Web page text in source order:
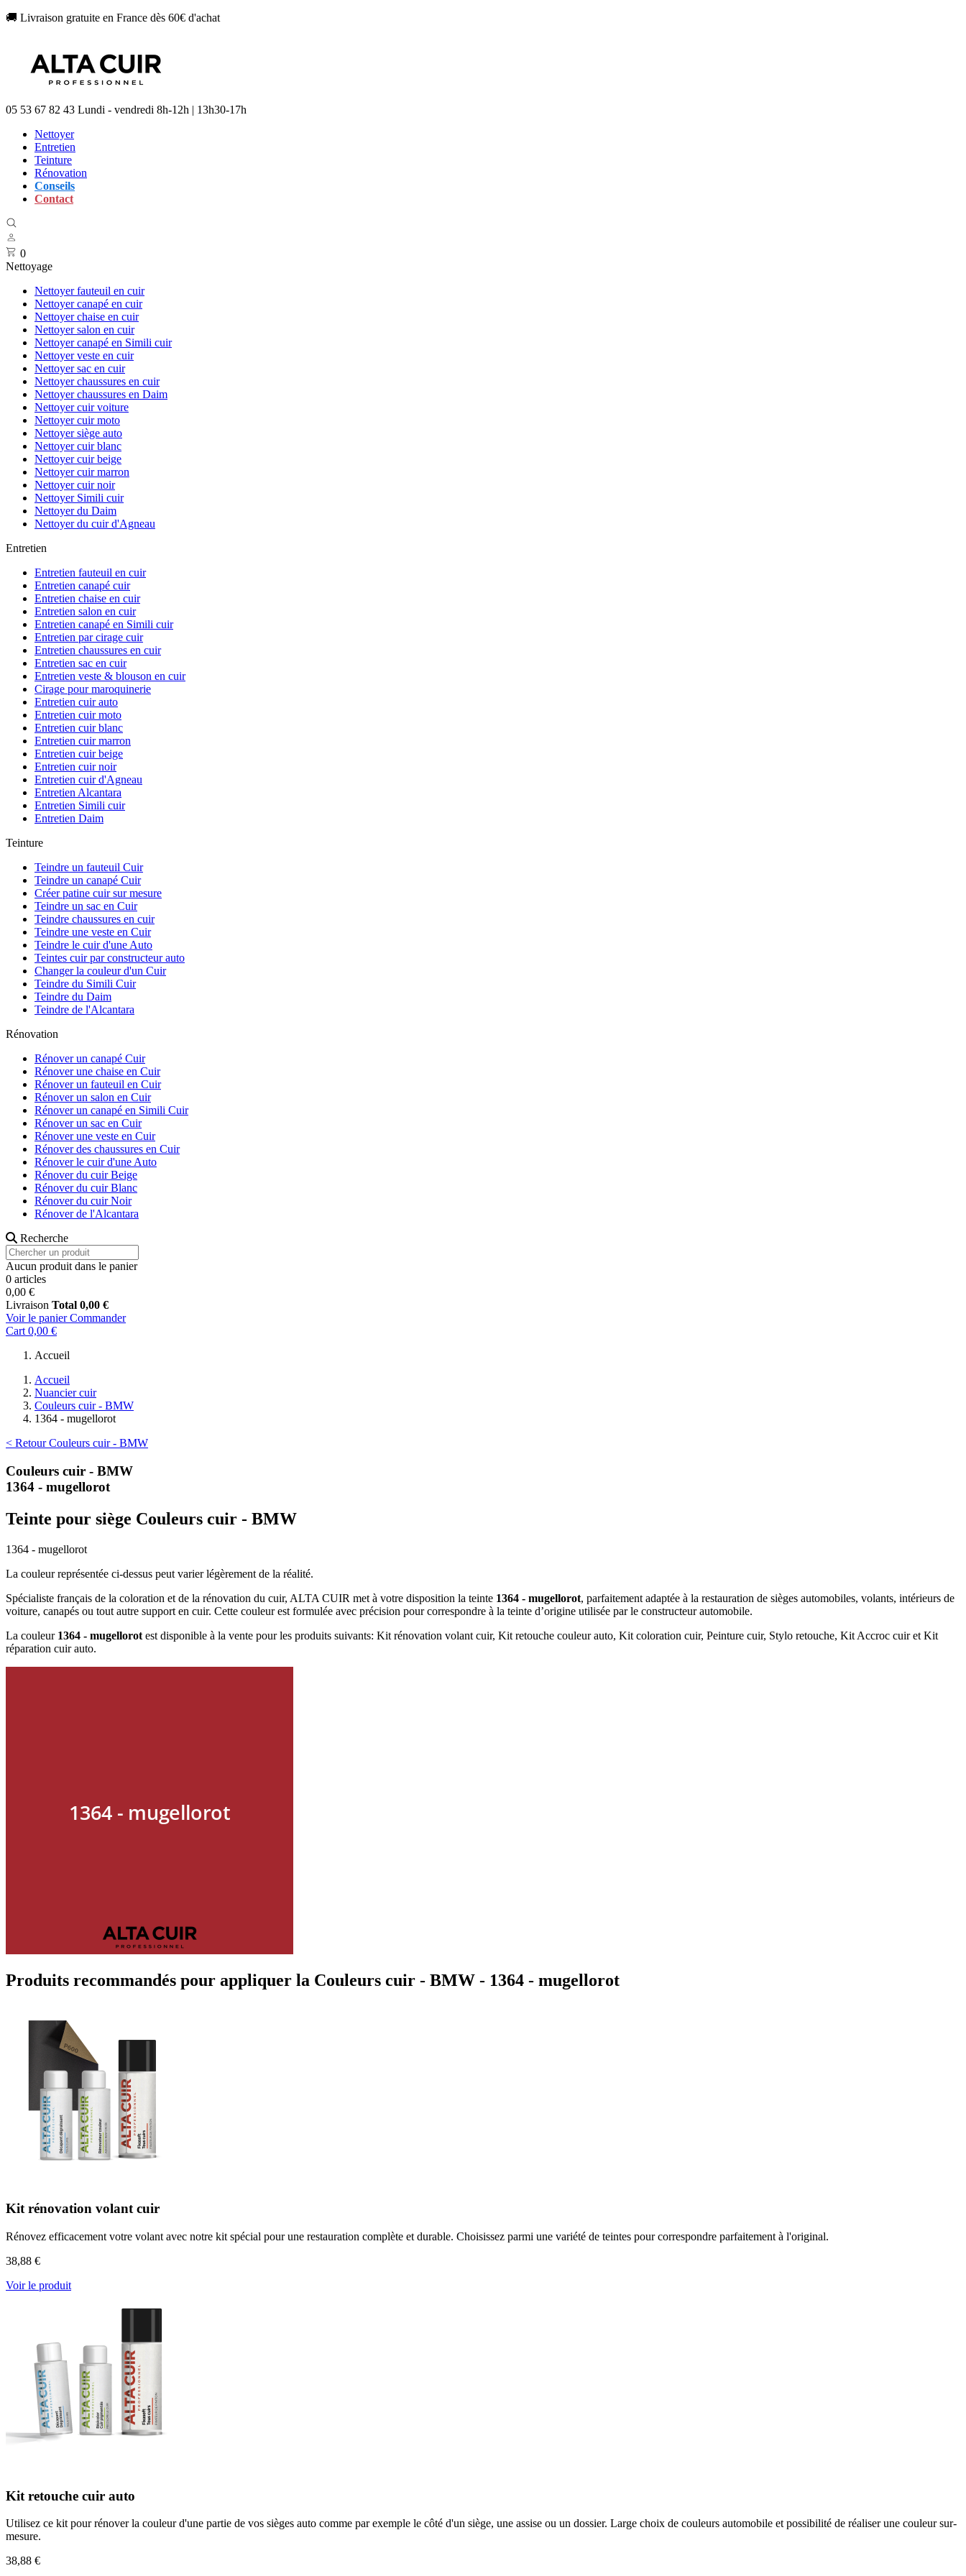
🚚 Livraison gratuite en France dès 60€ d'achat
05 53 67 82 43 Lundi - vendredi 8h-12h | 13h30-17h
Nettoyer
Entretien
Teinture
Rénovation
Conseils
Contact
0
Nettoyage
Nettoyer fauteuil en cuir
Nettoyer canapé en cuir
Nettoyer chaise en cuir
Nettoyer salon en cuir
Nettoyer canapé en Simili cuir
Nettoyer veste en cuir
Nettoyer sac en cuir
Nettoyer chaussures en cuir
Nettoyer chaussures en Daim
Nettoyer cuir voiture
Nettoyer cuir moto
Nettoyer siège auto
Nettoyer cuir blanc
Nettoyer cuir beige
Nettoyer cuir marron
Nettoyer cuir noir
Nettoyer Simili cuir
Nettoyer du Daim
Nettoyer du cuir d'Agneau
Entretien
Entretien fauteuil en cuir
Entretien canapé cuir
Entretien chaise en cuir
Entretien salon en cuir
Entretien canapé en Simili cuir
Entretien par cirage cuir
Entretien chaussures en cuir
Entretien sac en cuir
Entretien veste & blouson en cuir
Cirage pour maroquinerie
Entretien cuir auto
Entretien cuir moto
Entretien cuir blanc
Entretien cuir marron
Entretien cuir beige
Entretien cuir noir
Entretien cuir d'Agneau
Entretien Alcantara
Entretien Simili cuir
Entretien Daim
Teinture
Teindre un fauteuil Cuir
Teindre un canapé Cuir
Créer patine cuir sur mesure
Teindre un sac en Cuir
Teindre chaussures en cuir
Teindre une veste en Cuir
Teindre le cuir d'une Auto
Teintes cuir par constructeur auto
Changer la couleur d'un Cuir
Teindre du Simili Cuir
Teindre du Daim
Teindre de l'Alcantara
Rénovation
Rénover un canapé Cuir
Rénover une chaise en Cuir
Rénover un fauteuil en Cuir
Rénover un salon en Cuir
Rénover un canapé en Simili Cuir
Rénover un sac en Cuir
Rénover une veste en Cuir
Rénover des chaussures en Cuir
Rénover le cuir d'une Auto
Rénover du cuir Beige
Rénover du cuir Blanc
Rénover du cuir Noir
Rénover de l'Alcantara
Recherche
Aucun produit dans le panier
0 articles
0,00 €
Livraison Total 0,00 €
Voir le panier Commander
Cart 0,00 €
Accueil
Accueil
Nuancier cuir
Couleurs cuir - BMW
1364 - mugellorot
< Retour Couleurs cuir - BMW
Couleurs cuir - BMW
1364 - mugellorot
Teinte pour siège Couleurs cuir - BMW
1364 - mugellorot
La couleur représentée ci-dessus peut varier légèrement de la réalité.
Spécialiste français de la coloration et de la rénovation du cuir, ALTA CUIR met à votre disposition la teinte 1364 - mugellorot, parfaitement adaptée à la restauration de sièges automobiles, volants, intérieurs de
voiture, canapés ou tout autre support en cuir. Cette couleur est formulée avec précision pour correspondre à la teinte d’origine utilisée par le constructeur automobile.
La couleur 1364 - mugellorot est disponible à la vente pour les produits suivants: Kit rénovation volant cuir, Kit retouche couleur auto, Kit coloration cuir, Peinture cuir, Stylo retouche, Kit Accroc cuir et Kit
réparation cuir auto.
Produits recommandés pour appliquer la Couleurs cuir - BMW - 1364 - mugellorot
Kit rénovation volant cuir
Rénovez efficacement votre volant avec notre kit spécial pour une restauration complète et durable. Choisissez parmi une variété de teintes pour correspondre parfaitement à l'original.
38,88 €
Voir le produit
Kit retouche cuir auto
Utilisez ce kit pour rénover la couleur d'une partie de vos sièges auto comme par exemple le côté d'un siège, une assise ou un dossier. Large choix de couleurs automobile et possibilité de réaliser une couleur sur-
mesure.
38,88 €